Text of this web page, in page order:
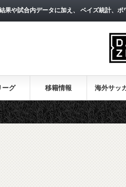
や試合内データに加え、 ベイズ統計、ポ
ーグ 移籍情報 海外サッ
ロシア